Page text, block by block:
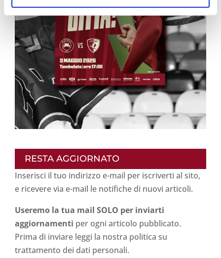
RESTA AGGIORNATO
Inserisci il tuo indirizzo e-mail per iscriverti al sito,
e ricevere via e-mail le notifiche di nuovi articoli.
Useremo la tua mail SOLO per inviarti
aggiornamenti per ogni articolo pubblicato.
Prima di inviare leggi la nostra politica su
trattamento dei dati personali.